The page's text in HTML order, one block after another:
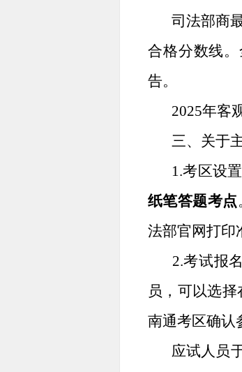
司法部商
合格分数线
告。
2025年客
三、关于
1.考区设
纸笔答题考点
法部官网打印
2.考试报
员，可以选
南通考区确认
应试人员